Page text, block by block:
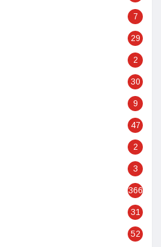
7
29
2
30
9
47
2
3
366
31
52